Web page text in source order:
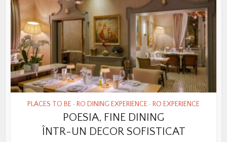
PLACES TO BE • RO DINING EXPERIENCE • RO EXPERIENCE
POESIA, FINE DINING
ÎNTR-UN DECOR SOFISTICAT